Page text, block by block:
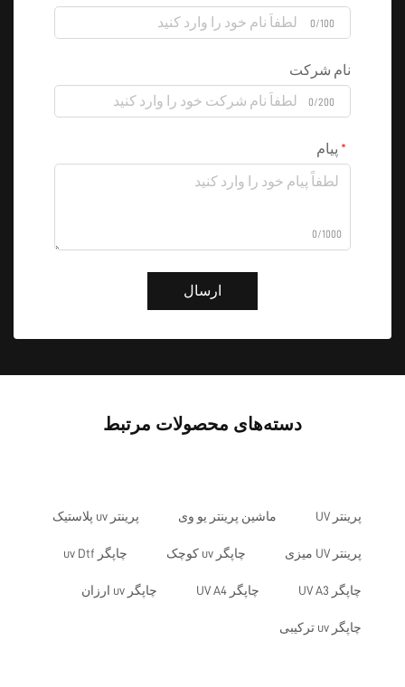
0/100
نام شرکت
0/200
پیام
0/1000
ارسال
دسته‌های محصولات مرتبط
پرینتر UV ماشین پرینتر یو وی پرینتر uv پلاستیک
پرینتر UV میزی چاپگر uv کوچک چاپگر uv Dtf
چاپگر UV A3 چاپگر UV A4 چاپگر uv ارزان
چاپگر uv ترکیبی